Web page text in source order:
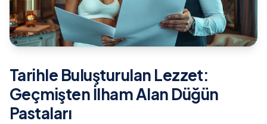
Tarihle Buluşturulan Lezzet:
Geçmişten İlham Alan Düğün
Pastaları